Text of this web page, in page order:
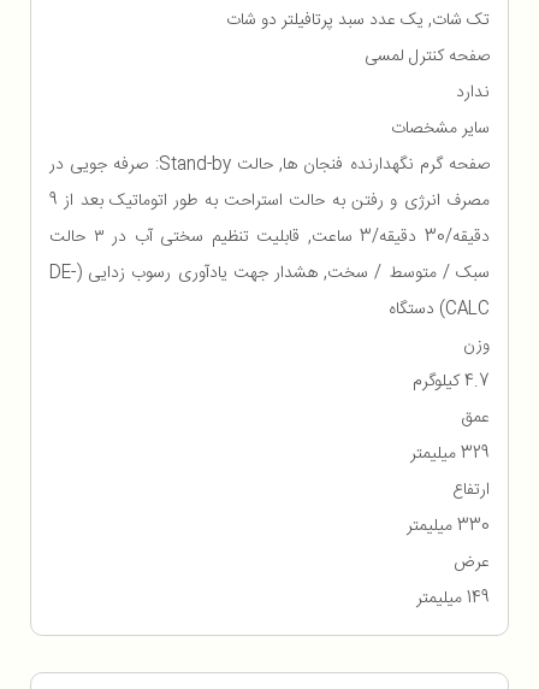
تک شات, یک عدد سبد پرتافیلتر دو شات
صفحه کنترل لمسی
ندارد
سایر مشخصات
صفحه گرم نگهدارنده فنجان ها, حالت Stand-by: صرفه جویی در
مصرف انرژی و رفتن به حالت استراحت به طور اتوماتیک بعد از 9
دقیقه/30 دقیقه/3 ساعت, قابلیت تنظیم سختی آب در ۳ حالت
سبک / متوسط / سخت, هشدار جهت یادآوری رسوب زدایی (DE-
CALC) دستگاه
وزن
4.7 کیلوگرم
عمق
329 میلیمتر
ارتفاع
330 میلیمتر
عرض
149 میلیمتر